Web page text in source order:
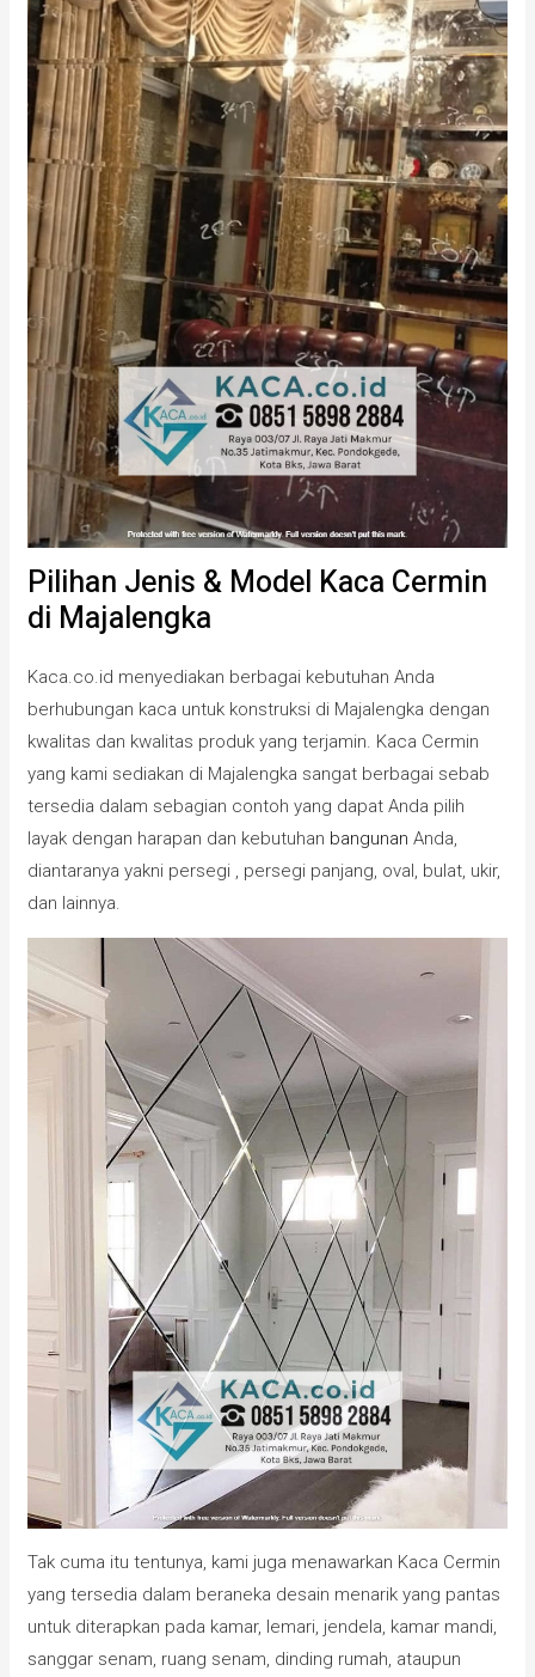
Pilihan Jenis & Model Kaca Cermin
di Majalengka
Kaca.co.id menyediakan berbagai kebutuhan Anda
berhubungan kaca untuk konstruksi di Majalengka dengan
kwalitas dan kwalitas produk yang terjamin. Kaca Cermin
yang kami sediakan di Majalengka sangat berbagai sebab
tersedia dalam sebagian contoh yang dapat Anda pilih
layak dengan harapan dan kebutuhan bangunan Anda,
diantaranya yakni persegi , persegi panjang, oval, bulat, ukir,
dan lainnya.
Tak cuma itu tentunya, kami juga menawarkan Kaca Cermin
yang tersedia dalam beraneka desain menarik yang pantas
untuk diterapkan pada kamar, lemari, jendela, kamar mandi,
sanggar senam, ruang senam, dinding rumah, ataupun